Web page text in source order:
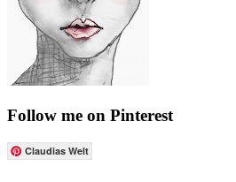
Follow me on Pinterest
Claudias Welt